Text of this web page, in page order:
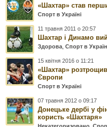
«Шахтар» став
Спорт в Україні
11 травня 2011 о 20:57
Шахтар і Динамо
Здорова ,Спорт в
15 квітня 2016 о 11:21
«Шахтар»
Європи
Спорт в Україні
07 травня 2012 о 09:17
Донецьке дербі у
користь «Шахтаря»